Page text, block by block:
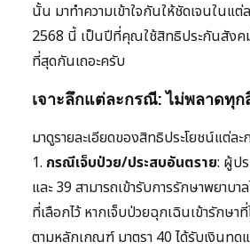
นั้น มาทำความเข้าใจกันให้ชัดเจนในแ
2568 นี้ เป็นปีที่คุณใช้สิทธิประกันสังค
ที่สุดกันเถอะครับ
เจาะลึกแต่ละกรณี: ไม่พลาดทุก
มาดูรายละเอียดของสิทธิประโยชน์แต่
1. กรณีเจ็บป่วย/ประสบอันตราย: ผู้ป
และ 39 สามารถเข้ารับการรักษาพยาบา
ที่เลือกไว้ หากเจ็บป่วยฉุกเฉินเข้ารักษา
ตามหลักเกณฑ์ มาตรา 40 ได้รับเงินทด